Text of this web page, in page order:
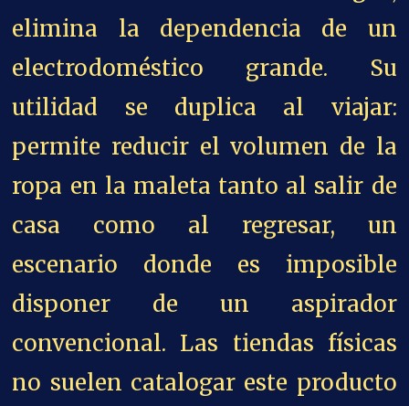
elimina la dependencia de un
electrodoméstico grande. Su
utilidad se duplica al viajar:
permite reducir el volumen de la
ropa en la maleta tanto al salir de
casa como al regresar, un
escenario donde es imposible
disponer de un aspirador
convencional. Las tiendas físicas
no suelen catalogar este producto